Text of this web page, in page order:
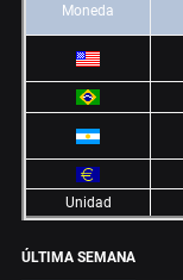
Moneda
Unidad
ÚLTIMA SEMANA